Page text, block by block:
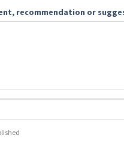
recommendation or